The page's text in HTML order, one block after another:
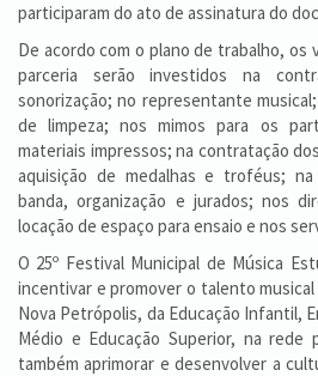
participaram do ato de assinatura do
De acordo com o plano de trabalho,
parceria serão investidos na
sonorização; no representante
de limpeza; nos mimos para os
materiais impressos; na contratação
aquisição de medalhas e troféus;
banda, organização e jurados; nos
locação de espaço para ensaio e nos
O 25º Festival Municipal de Música
incentivar e promover o talento
Nova Petrópolis, da Educação Infantil,
Médio e Educação Superior, na rede
também aprimorar e desenvolver a